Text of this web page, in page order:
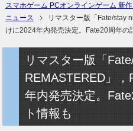
スマホゲーム PCオンラインゲーム 新
ニュース
リマスター版「Fate/stay
けに2024年内発売決定。Fate20周年の
リマスター版「
REMASTERED」
年内発売決定。
ト情報も